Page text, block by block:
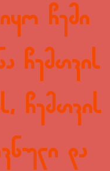
ჩემი
ჩემთვის
ჩემთვის
და